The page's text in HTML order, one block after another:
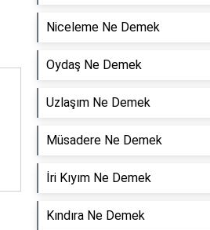
Niceleme Ne Demek
Oydaş Ne Demek
Uzlaşım Ne Demek
Müsadere Ne Demek
İri Kıyım Ne Demek
Kındıra Ne Demek